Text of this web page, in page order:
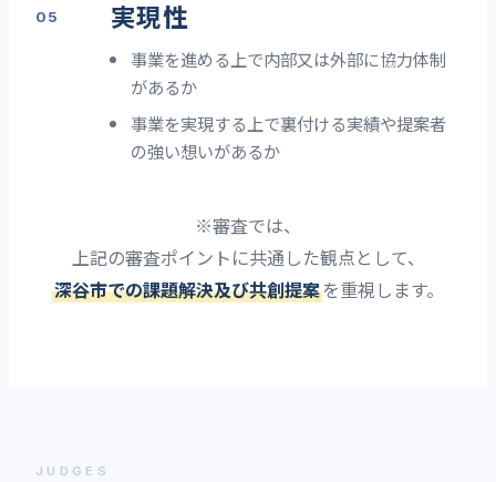
実現性
事業を進める上で内部又は外部に協力体制
があるか
事業を実現する上で裏付ける実績や提案者
の強い想いがあるか
※審査では、
上記の審査ポイントに共通した観点として、
深谷市での課題解決及び共創提案を重視します。
JUDGES